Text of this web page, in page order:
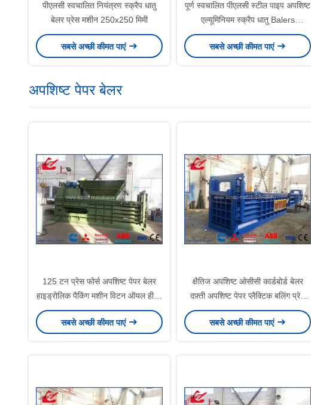
पीएलसी स्वचालित नियंत्रण स्क्रैप धातु
बेलर प्रेस मशीन 250x250 मिमी
सबसे अच्छी कीमत पाएं
पूर्ण स्वचालित पीएलसी स्टील पाइप अपशिष्ट
एल्यूमिनियम स्क्रैप धातु Balers
250x250mm
सबसे अच्छी कीमत पाएं
अपशिष्ट पेपर बेलर
125 टन प्रेस फोर्स अपशिष्ट पेपर बेलर
हाइड्रोलिक पैकिंग मशीन विटन ऑयल हीटर
/ कूलर
सबसे अच्छी कीमत पाएं
क्षैतिज अपशिष्ट ओसीसी कार्डबोर्ड बेलर
दफ़्ती अपशिष्ट पेपर प्लैक्टिक बलिंग प्रेस
मशीन
सबसे अच्छी कीमत पाएं